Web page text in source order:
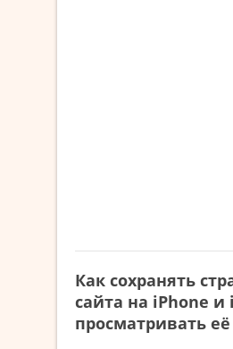
Как сохранять
сайта на iPhone и
просматривать